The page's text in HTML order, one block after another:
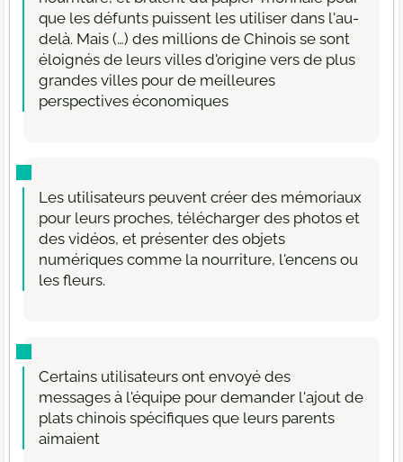
que les défunts puissent les utiliser dans l'au-
delà. Mais (…) des millions de Chinois se sont
éloignés de leurs villes d'origine vers de plus
grandes villes pour de meilleures
perspectives économiques
Les utilisateurs peuvent créer des mémoriaux
pour leurs proches, télécharger des photos et
des vidéos, et présenter des objets
numériques comme la nourriture, l'encens ou
les fleurs.
Certains utilisateurs ont envoyé des
messages à l'équipe pour demander l'ajout de
plats chinois spécifiques que leurs parents
aimaient